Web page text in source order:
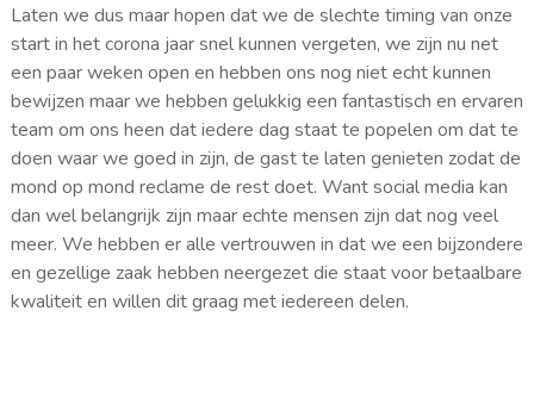
Laten we dus maar hopen dat we de slechte timing van onze
start in het corona jaar snel kunnen vergeten, we zijn nu net
een paar weken open en hebben ons nog niet echt kunnen
bewijzen maar we hebben gelukkig een fantastisch en ervaren
team om ons heen dat iedere dag staat te popelen om dat te
doen waar we goed in zijn, de gast te laten genieten zodat de
mond op mond reclame de rest doet. Want social media kan
dan wel belangrijk zijn maar echte mensen zijn dat nog veel
meer. We hebben er alle vertrouwen in dat we een bijzondere
en gezellige zaak hebben neergezet die staat voor betaalbare
kwaliteit en willen dit graag met iedereen delen.